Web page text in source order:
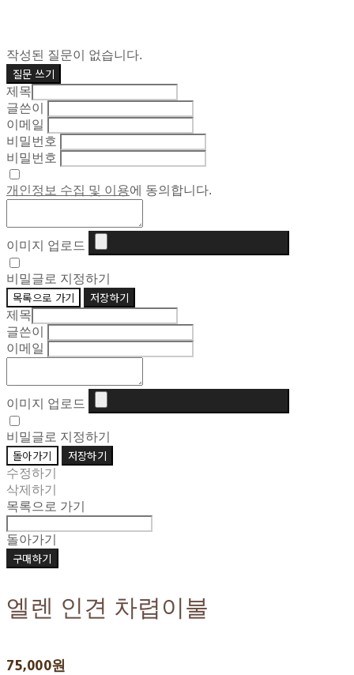
작성된 질문이 없습니다.
질문 쓰기
제목
글쓴이
이메일
비밀번호
비밀번호
개인정보 수집 및 이용에 동의합니다.
이미지 업로드
비밀글로 지정하기
목록으로 가기 저장하기
제목
글쓴이
이메일
이미지 업로드
비밀글로 지정하기
돌아가기 저장하기
수정하기
삭제하기
목록으로 가기
돌아가기
구매하기
엘렌 인견 차렵이불
75,000원